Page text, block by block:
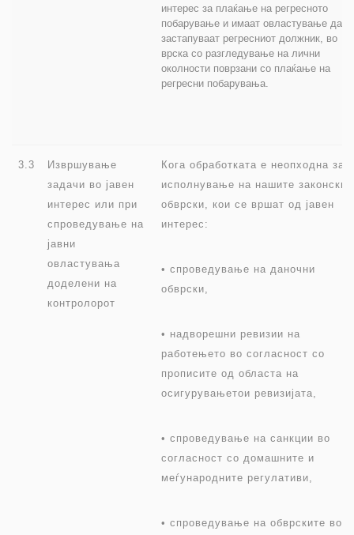
интерес за плаќање на регресното
побарување и имаат овластување да го
застапуваат регресниот должник, во
врска со разгледување на лични
околности поврзани со плаќање на
регресни побарувања.
3.3
Извршување
задачи во јавен
интерес или при
спроведување на
јавни
овластувања
доделени на
контролорот
Кога обработката е неопходна за
исполнување на нашите законски
обврски, кои се вршат од јавен
интерес:
• спроведување на даночни
обврски,
• надворешни ревизии на
работењето во согласност со
прописите од областа на
осигурувањетои ревизијата,
• спроведување на санкции во
согласност со домашните и
меѓународните регулативи,
• спроведување на обврските во